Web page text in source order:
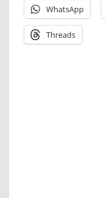
WhatsApp
Threads